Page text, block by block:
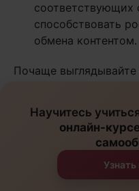
способствовать
обмена контентом.
Почаще
Влияние
вирусность
Научитесь
онлайн-